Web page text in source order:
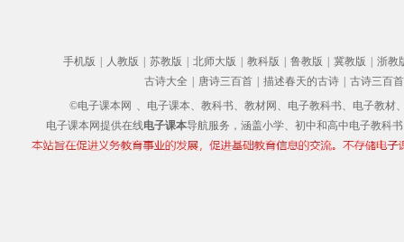
手机版 人教版 苏教版 北师大版 教科版 鲁教版 冀教版
浙教
古诗大全
唐诗三百首 描述春天的古诗
古诗三百首
©电子课本网 、电子课本、教科书、教材网、电子教科书、电子教材
电子课本网提供在线电子课本导航服务，涵盖小学、初中和高中电子教科